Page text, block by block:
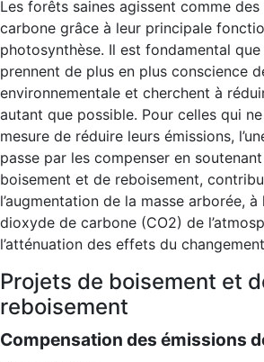
Les forêts saines agissent comme
carbone grâce à leur principale
photosynthèse. Il est fondamental
prennent de plus en plus conscience
environnementale et cherchent à
autant que possible. Pour celles qui
mesure de réduire leurs émissions,
passe par les compenser en
boisement et de reboisement,
l’augmentation de la masse arborée, à
dioxyde de carbone (CO2) de
l’atténuation des effets du
Projets de boisement et
reboisement
Compensation des émissions